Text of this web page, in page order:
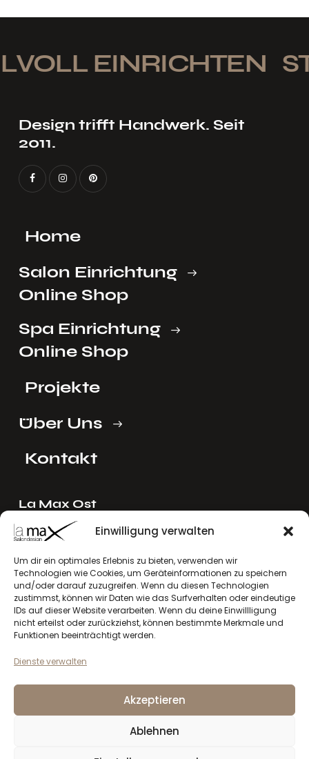
Einwilligung verwalten
Um dir ein optimales Erlebnis zu bieten, verwenden wir
Technologien wie Cookies, um Geräteinformationen zu speichern
und/oder darauf zuzugreifen. Wenn du diesen Technologien
zustimmst, können wir Daten wie das Surfverhalten oder eindeutige
IDs auf dieser Website verarbeiten. Wenn du deine Einwillligung
nicht erteilst oder zurückziehst, können bestimmte Merkmale und
Funktionen beeinträchtigt werden.
Dienste verwalten
Akzeptieren
Ablehnen
EINRICHTEN
Design trifft Handwerk. Seit
2011.
Home
Salon Einrichtung
Online Shop
Spa Einrichtung
Online Shop
Projekte
Über Uns
Kontakt
La Max Ost
Ing. Reinhard Mayer e.U.
Stadlgasse 4
2122 Riedenthal, Austria
E-Mail:mayer[at]lamax.at
+436643432630
La Max West
Andreas Larcher e.U.
6410 Telfs, Austria
larcher[at]lamax.at